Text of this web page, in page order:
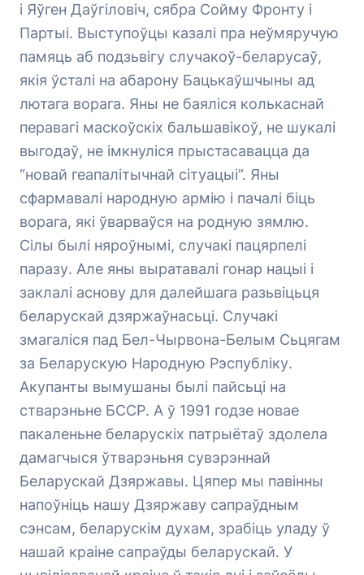
і Яўген Даўгіловіч, сябра Сойму Фронту і
Партыі. Выступоўцы казалі пра неўмяручую
памяць аб подзьвігу случакоў-беларусаў,
якія ўсталі на абарону Бацькаўшчыны ад
лютага ворага. Яны не баяліся колькаснай
перавагі маскоўскіх бальшавікоў, не шукалі
выгодаў, не імкнуліся прыстасавацца да
“новай геапалітычнай сітуацыі”. Яны
сфармавалі народную армію і пачалі біць
ворага, які ўварваўся на родную зямлю.
Сілы былі няроўнымі, случакі пацярпелі
паразу. Але яны выратавалі гонар нацыі і
заклалі аснову для далейшага разьвіцьця
беларускай дзяржаўнасьці. Случакі
змагаліся пад Бел-Чырвона-Белым Сьцягам
за Беларускую Народную Рэспубліку.
Акупанты вымушаны былі пайсьці на
стварэньне БССР. А ў 1991 годзе новае
пакаленьне беларускіх патрыётаў здолела
дамагчыся ўтварэньня сувэрэннай
Беларускай Дзяржавы. Цяпер мы павінны
напоўніць нашу Дзяржаву сапраўдным
сэнсам, беларускім духам, зрабіць уладу ў
нашай краіне сапраўды беларускай. У